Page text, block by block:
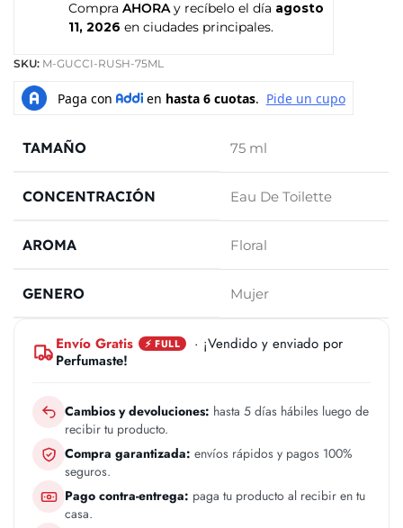
Compra AHORA y recíbelo el día agosto
11, 2026 en ciudades principales.
SKU: M-GUCCI-RUSH-75ML
TAMAÑO 75 ml
CONCENTRACIÓN Eau De Toilette
AROMA Floral
GENERO Mujer
Envío Gratis ⚡ FULL
· ¡Vendido y enviado por
Perfumaste!
Cambios y devoluciones: hasta 5 días hábiles luego de
recibir tu producto.
Compra garantizada: envíos rápidos y pagos 100%
seguros.
Pago contra-entrega: paga tu producto al recibir en tu
casa.